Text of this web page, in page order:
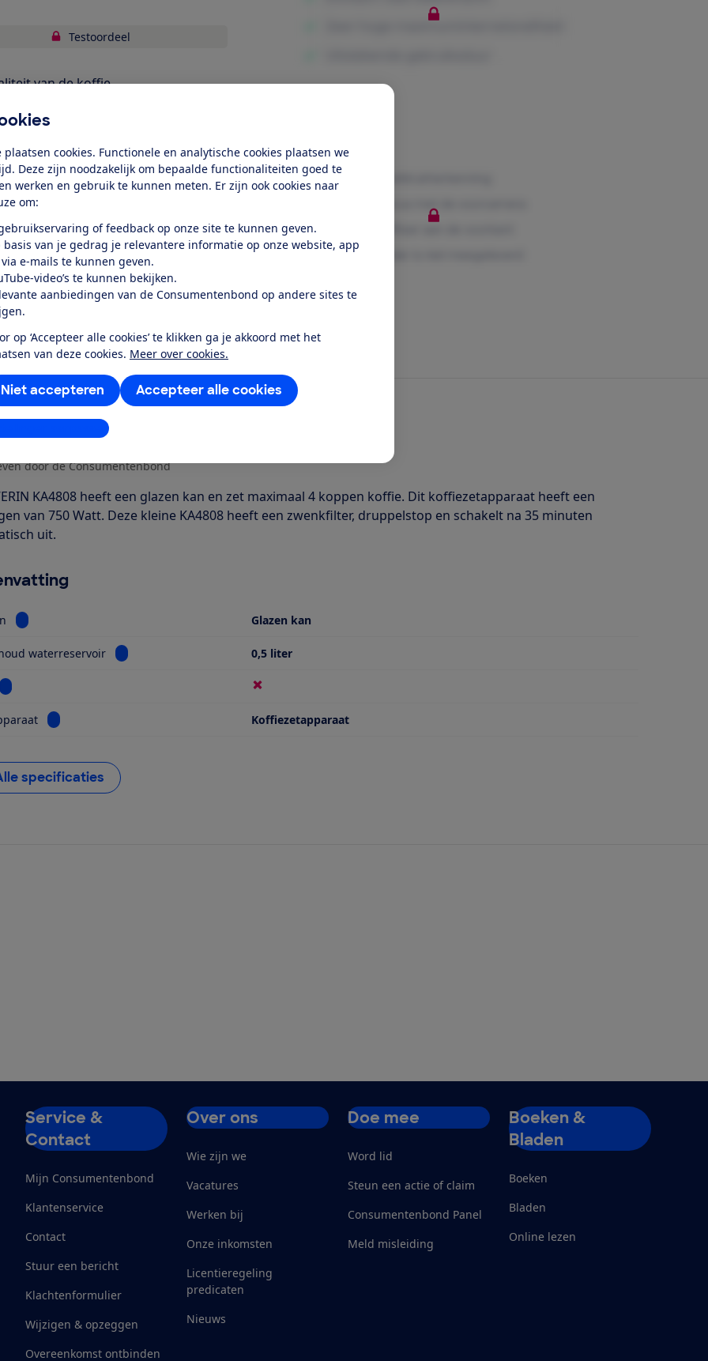
plaatsen cookies. Functionele en analytische cookies plaatsen we
Deze zijn noodzakelijk om bepaalde functionaliteiten goed te
werken en gebruik te kunnen meten. Er zijn ook cookies naar
om:
of feedback op onze site te kunnen geven.
basis van je gedrag je relevantere informatie op onze website, app
e-mails te kunnen geven.
video’s te kunnen bekijken.
aanbiedingen van de Consumentenbond op andere sites te
op ‘Accepteer alle cookies’ te klikken ga je akkoord met het
van deze cookies. Meer over cookies.
Accepteer alle cookies
Niet accepteren
aanpassen
Testoordeel
van de koffie
toegang tot deze test?
Word lid
dit product
door de Consumentenbond
KA4808 heeft een glazen kan en zet maximaal 4 koppen koffie. Dit koffiezetapparaat heeft een
van 750 Watt. Deze kleine KA4808 heeft een zwenkfilter, druppelstop en schakelt na 35 minuten
uit.
Bekijk informatie voor Type kan Glazen kan
waterreservoir Bekijk informatie voor Max. inhoud waterreservoir
0,5 liter
Bekijk informatie voor Timer
Bekijk informatie voor Soort apparaat Koffiezetapparaat
specificaties
Service &
Contact
Mijn Consumentenbond
Klantenservice
Contact
Stuur een bericht
Klachtenformulier
Wijzigen & opzeggen
Overeenkomst ontbinden
Over ons
Wie zijn we
Vacatures
Werken bij
Onze inkomsten
Licentieregeling
predicaten
Nieuws
Doe mee
Word lid
Steun een actie of claim
Consumentenbond Panel
Meld misleiding
Boeken &
Bladen
Boeken
Bladen
Online lezen